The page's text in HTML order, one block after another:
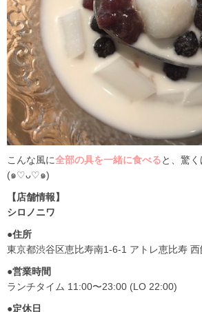
こんな風に全部の具を一緒に食べると、驚
(๑♡ᴗ♡๑)
【店舗情報】
シロノニワ
●住所
東京都渋谷区恵比寿南1-6-1 アトレ恵比寿 西
●営業時間
ランチタイム 11:00〜23:00 (LO 22:00)
●定休日